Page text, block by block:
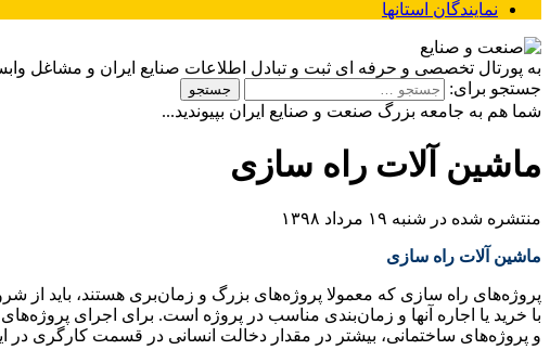
نمایندگان استانها
به پورتال تخصصی و حرفه ای ثبت و تبادل اطلاعات صنایع ایران و مشاغل
جستجو برای:
شما هم به جامعه بزرگ صنعت و صنایع ایران بپیوندید...
ماشین آلات راه سازی
منتشره شده در شنبه ۱۹ مرداد ۱۳۹۸
ماشین آلات راه سازی
پروژه‌های راه سازی که معمولا پروژه‌های بزرگ و زمان‌بری هستند، باید از
با خرید یا اجاره آنها و زمان‌بندی مناسب در پروژه است. برای اجرای
و پروژه‌های ساختمانی، بیشتر در مقدار دخالت انسانی در قسمت کارگری